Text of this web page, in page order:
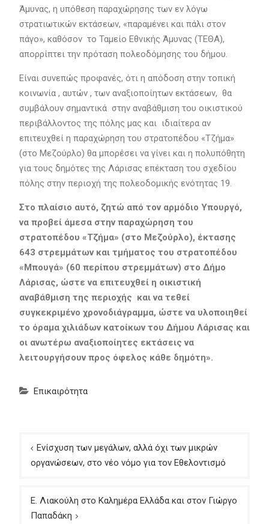
Άμυνας, η υπόθεση παραχώρησης των εν λόγω
στρατιωτικών εκτάσεων, «παραμένει και πάλι στον
πάγο», καθόσον το Ταμείο Εθνικής Άμυνας (ΤΕΘΑ),
απορρίπτει την πρόταση πολεοδόμησης του δήμου.
Είναι συνεπώς προφανές, ότι η απόδοση στην τοπική
κοινωνία , αυτών , των αναξιοποίητων εκτάσεων, θα
συμβάλουν σημαντικά στην αναβάθμιση του οικιστικού
περιβάλλοντος της πόλης μας και ιδιαίτερα αν
επιτευχθεί η παραχώρηση του στρατοπέδου «Τζήμα»
(στο Μεζούρλο) θα μπορέσει να γίνει και η πολυπόθητη
για τους δημότες της Λάρισας επέκταση του σχεδίου
πόλης στην περιοχή της πολεοδομικής ενότητας 19.
Στο πλαίσιο αυτό, ζητώ από τον αρμόδιο Υπουργό,
να προβεί άμεσα στην παραχώρηση του
στρατοπέδου «Τζήμα» (στο Μεζούρλο), έκτασης
643 στρεμμάτων και τμήματος του στρατοπέδου
«Μπουγά» (60 περίπου στρεμμάτων) στο Δήμο
Λάρισας, ώστε να επιτευχθεί η οικιστική
αναβάθμιση της περιοχής και να τεθεί
συγκεκριμένο χρονοδιάγραμμα, ώστε να υλοποιηθεί
το όραμα χιλιάδων κατοίκων του Δήμου Λάρισας και
οι ανωτέρω αναξιοποίητες εκτάσεις να
λειτουργήσουν προς όφελος κάθε δημότη».
Επικαιρότητα
άρθρων
Ενίσχυση των μεγάλων, αλλά όχι των μικρών
οργανώσεων, στο νέο νόμο για τον Εθελοντισμό
Ε. Λιακούλη στο Καλημέρα Ελλάδα και στον Γιώργο
Παπαδάκη